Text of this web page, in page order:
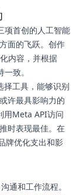
项首创的人工智能
面的飞跃。创作
内容，并根据
致。
工具，能够识别
许最具影响力的
Meta API访问
时表现最佳。在
牌优化支出和影
通和工作流程。